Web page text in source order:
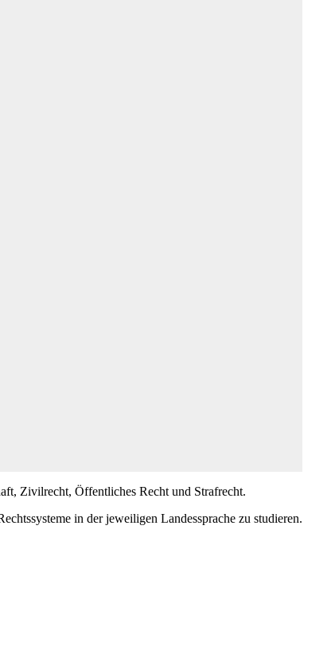
Zivilrecht, Öffentliches Recht und Strafrecht.
in der jeweiligen Landessprache zu studieren.